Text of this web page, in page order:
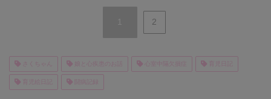
1 2
さくちゃん 娘と心疾患のお話 心室中隔欠損症 育児日記
育児絵日記 闘病記録